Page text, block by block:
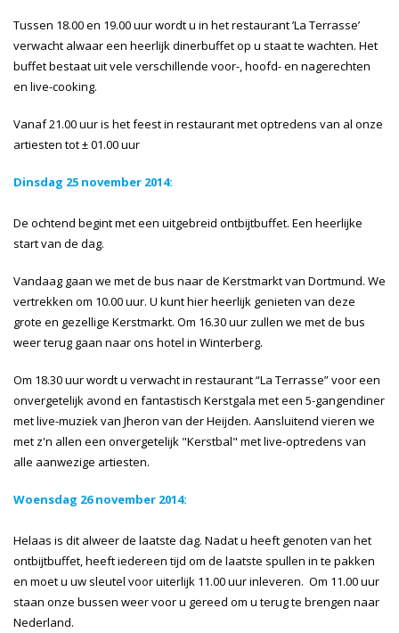
Tussen 18.00 en 19.00 uur wordt u in het restaurant ’La Terrasse’
verwacht alwaar een heerlijk dinerbuffet op u staat te wachten. Het
buffet bestaat uit vele verschillende voor-, hoofd- en nagerechten
en live-cooking.
Vanaf 21.00 uur is het feest in restaurant met optredens van al onze
artiesten tot ± 01.00 uur
Dinsdag 25 november 2014:
De ochtend begint met een uitgebreid ontbijtbuffet. Een heerlijke
start van de dag.
Vandaag gaan we met de bus naar de Kerstmarkt van Dortmund. We
vertrekken om 10.00 uur. U kunt hier heerlijk genieten van deze
grote en gezellige Kerstmarkt. Om 16.30 uur zullen we met de bus
weer terug gaan naar ons hotel in Winterberg.
Om 18.30 uur wordt u verwacht in restaurant “La Terrasse” voor een
onvergetelijk avond en fantastisch Kerstgala met een 5-gangendiner
met live-muziek van Jheron van der Heijden. Aansluitend vieren we
met z'n allen een onvergetelijk "Kerstbal" met live-optredens van
alle aanwezige artiesten.
Woensdag 26 november 2014:
Helaas is dit alweer de laatste dag. Nadat u heeft genoten van het
ontbijtbuffet, heeft iedereen tijd om de laatste spullen in te pakken
en moet u uw sleutel voor uiterlijk 11.00 uur inleveren. Om 11.00 uur
staan onze bussen weer voor u gereed om u terug te brengen naar
Nederland.